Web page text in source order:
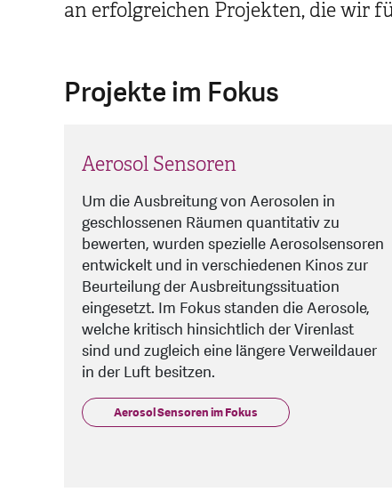
an erfolgreichen Projekten, die wir
Projekte im Fokus
Aerosol Sensoren
Um die Ausbreitung von Aerosolen in
geschlossenen Räumen quantitativ zu
bewerten, wurden spezielle Aerosolsensoren
entwickelt und in verschiedenen Kinos zur
Beurteilung der Ausbreitungssituation
eingesetzt. Im Fokus standen die Aerosole,
welche kritisch hinsichtlich der Virenlast
sind und zugleich eine längere Verweildauer
in der Luft besitzen.
Aerosol Sensoren im Fokus